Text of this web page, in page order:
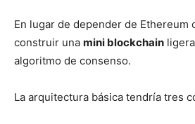
En lugar de depender de Ethereum
construir una mini blockchain
algoritmo de consenso.
La arquitectura básica tendría tres